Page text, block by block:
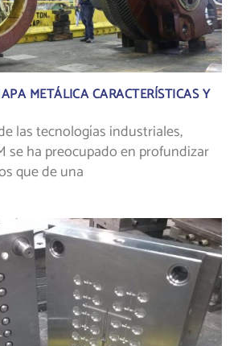
METÁLICA CARACTERÍSTICAS Y
las tecnologías industriales,
se ha preocupado en profundizar
que de una